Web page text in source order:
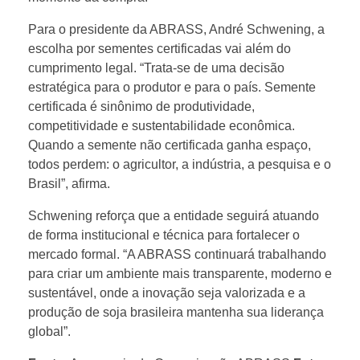
a
s
i
l
g
e
r
Para o presidente da ABRASS, André Schwening, a
escolha por sementes certificadas vai além do
cumprimento legal. “Trata-se de uma decisão
estratégica para o produtor e para o país. Semente
certificada é sinônimo de produtividade,
competitividade e sustentabilidade econômica.
Quando a semente não certificada ganha espaço,
todos perdem: o agricultor, a indústria, a pesquisa e o
Brasil”, afirma.
Schwening reforça que a entidade seguirá atuando
de forma institucional e técnica para fortalecer o
mercado formal. “A ABRASS continuará trabalhando
para criar um ambiente mais transparente, moderno e
sustentável, onde a inovação seja valorizada e a
produção de soja brasileira mantenha sua liderança
global”.